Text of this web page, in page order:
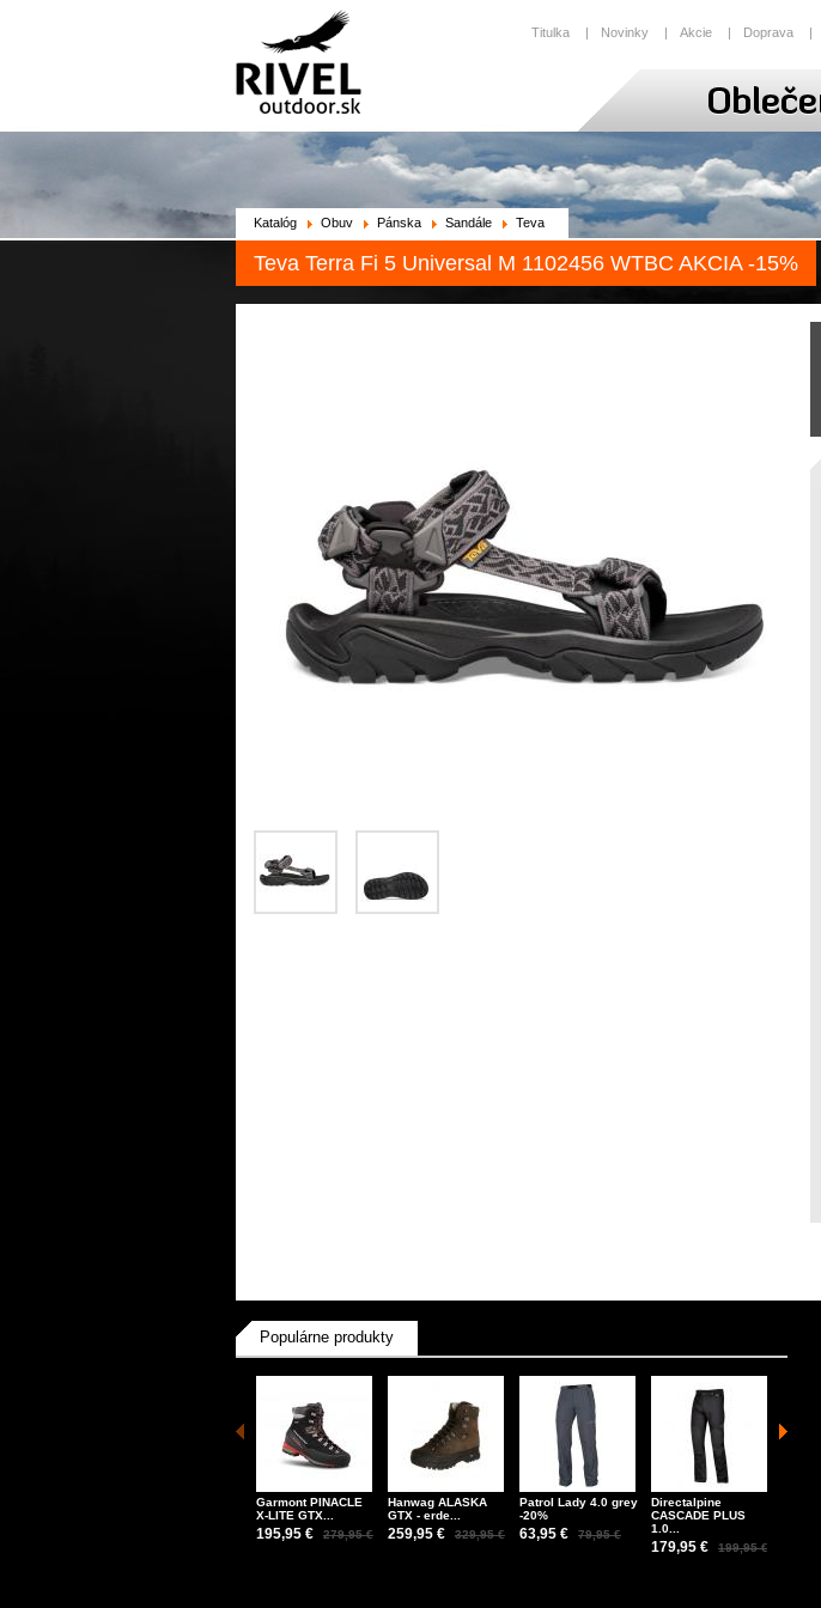
Titulka | Novinky | Akcie | Doprava |
Katalóg Obuv Pánska Sandále Teva
Teva Terra Fi 5 Universal M 1102456 WTBC AKCIA -15%
Populárne produkty
Garmont PINACLE
X-LITE GTX...
195,95 € 279,95 €
Hanwag ALASKA
GTX - erde...
259,95 € 329,95 €
Patrol Lady 4.0 grey
-20%
63,95 € 79,95 €
Directalpine
CASCADE PLUS
1.0...
179,95 € 199,95 €